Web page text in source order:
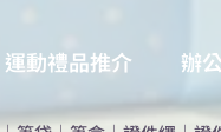
運動禮品推介 辦